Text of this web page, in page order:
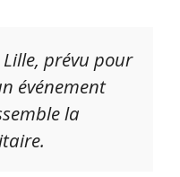
prévu pour
événement
la